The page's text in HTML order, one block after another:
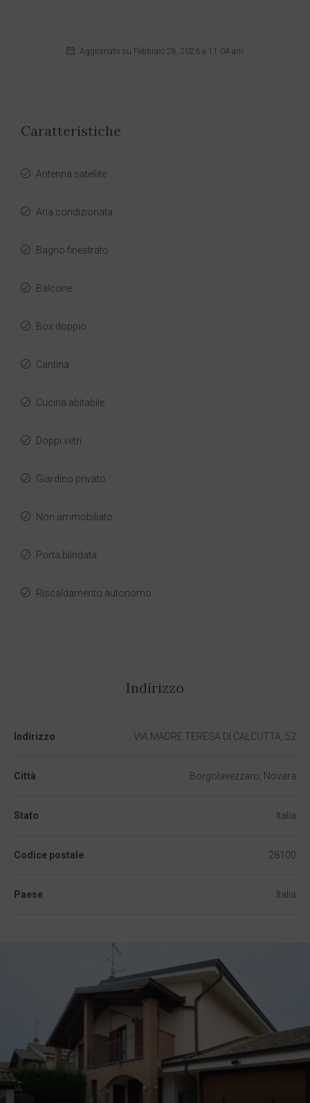
Aggiornato su Febbraio 28, 2026 a 11:04 am
Caratteristiche
Antenna satellite
Aria condizionata
Bagno finestrato
Balcone
Box doppio
Cantina
Cucina abitabile
Doppi vetri
Giardino privato
Non ammobiliato
Porta blindata
Riscaldamento autonomo
Indirizzo
Indirizzo VIA MADRE TERESA DI CALCUTTA, 52
Città Borgolavezzaro, Novara
Stato Italia
Codice postale 28100
Paese Italia